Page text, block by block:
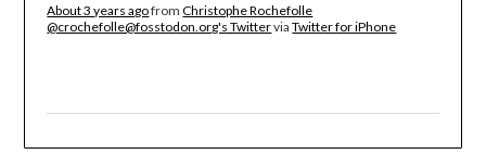
About 3 years agofromChristophe Rochefolle
@crochefolle@fosstodon.org's TwitterviaTwitter for iPhone